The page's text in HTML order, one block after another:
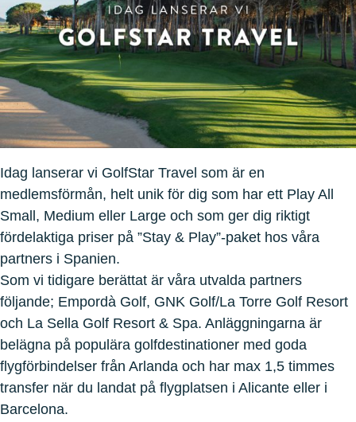
Idag lanserar vi GolfStar Travel som är en
medlemsförmån, helt unik för dig som har ett Play All
Small, Medium eller Large och som ger dig riktigt
fördelaktiga priser på ”Stay & Play”-paket hos våra
partners i Spanien.
Som vi tidigare berättat är våra utvalda partners
följande; Empordà Golf, GNK Golf/La Torre Golf Resort
och La Sella Golf Resort & Spa. Anläggningarna är
belägna på populära golfdestinationer med goda
flygförbindelser från Arlanda och har max 1,5 timmes
transfer när du landat på flygplatsen i Alicante eller i
Barcelona.